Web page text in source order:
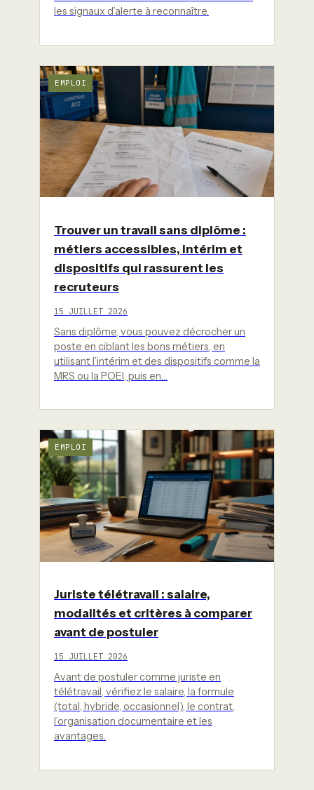
les signaux d’alerte à reconnaître.
EMPLOI
Trouver un travail sans diplôme :
métiers accessibles, intérim et
dispositifs qui rassurent les
recruteurs
15 JUILLET 2026
Sans diplôme, vous pouvez décrocher un
poste en ciblant les bons métiers, en
utilisant l’intérim et des dispositifs comme la
MRS ou la POEI, puis en…
EMPLOI
Juriste télétravail : salaire,
modalités et critères à comparer
avant de postuler
15 JUILLET 2026
Avant de postuler comme juriste en
télétravail, vérifiez le salaire, la formule
(total, hybride, occasionnel), le contrat,
l’organisation documentaire et les
avantages.